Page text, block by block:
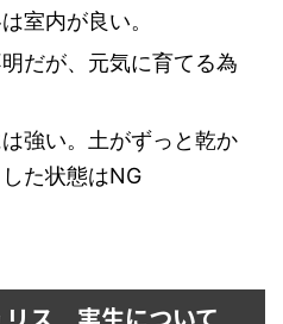
室内が良い。
だが、元気に育てる為
強い。土がずっと乾か
た状態はNG